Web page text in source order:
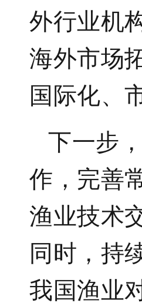
外行业机
海外市场
国际化、
下一步
作，完善
渔业技术
同时，持
我国渔业